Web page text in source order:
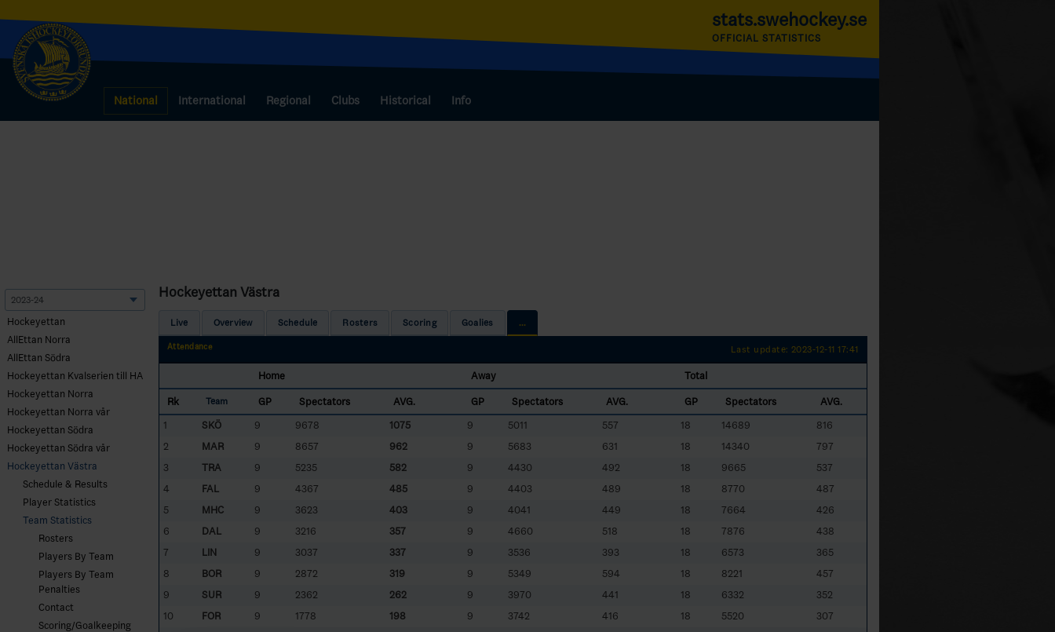
National International Regional Clubs Historical Info
stats.swehockey.se
OFFICIAL STATISTICS
Hockeyettan
AllEttan Norra
AllEttan Södra
Hockeyettan Kvalserien till HA
Hockeyettan Norra
Hockeyettan Norra vår
Hockeyettan Södra
Hockeyettan Södra vår
Hockeyettan Västra
Schedule & Results
Player Statistics
Team Statistics
Rosters
Players By Team
Players By Team
Penalties
Contact
Scoring/Goalkeeping
Hockeyettan Västra
Live Overview Schedule Rosters Scoring Goalies ...
Attendance Last update: 2023-12-11 17:41
Home Away Total
Rk Team GP Spectators AVG. GP Spectators AVG. GP Spectators
AVG.
1
SKÖ 9 9678 1075 9 5011 557 18 14689
816
2
MAR 9 8657 962 9 5683 631 18 14340
797
3
TRA 9 5235 582 9 4430 492 18 9665
537
4
FAL 9 4367 485 9 4403 489 18 8770
487
5
MHC 9 3623 403 9 4041 449 18 7664
426
6
DAL 9 3216 357 9 4660 518 18 7876
438
7
LIN 9 3037 337 9 3536 393 18 6573
365
8
BOR 9 2872 319 9 5349 594 18 8221
457
9
SUR 9 2362 262 9 3970 441 18 6332
352
10
FOR 9 1778 198 9 3742 416 18 5520 307